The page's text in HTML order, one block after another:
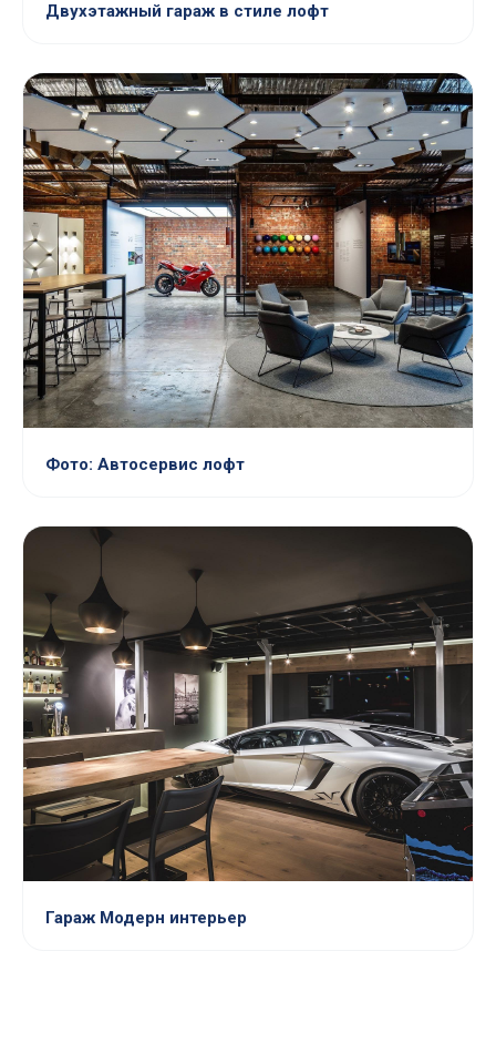
Двухэтажный гараж в стиле лофт
Фото: Автосервис лофт
Гараж Модерн интерьер